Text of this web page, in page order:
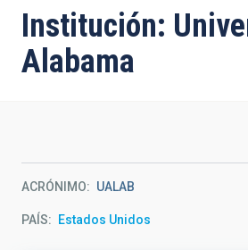
enlaces
de
navegación
Institución:
Alabama
ACRÓNIMO UALAB
PAÍS Estados Unidos